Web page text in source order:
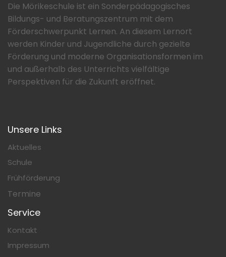
Die Mörikeschule ist ein Sonderpädagogisches
Bildungs- und Beratungszentrum mit dem
Förderschwerpunkt Lernen. An diesem Lernort
werden Kinder und Jugendliche durch gezielte
Förderung und moderne Organisationsformen im
und außerhalb des Unterrichts vielfältige
Perspektiven für die Zukunft eröffnet.
Unsere Links
Aktuelles
Schule
Frühförderung
Termine
Service
Kontakt
Impressum